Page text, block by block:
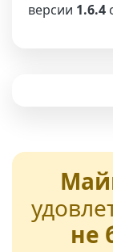
версии 1.6.4
не